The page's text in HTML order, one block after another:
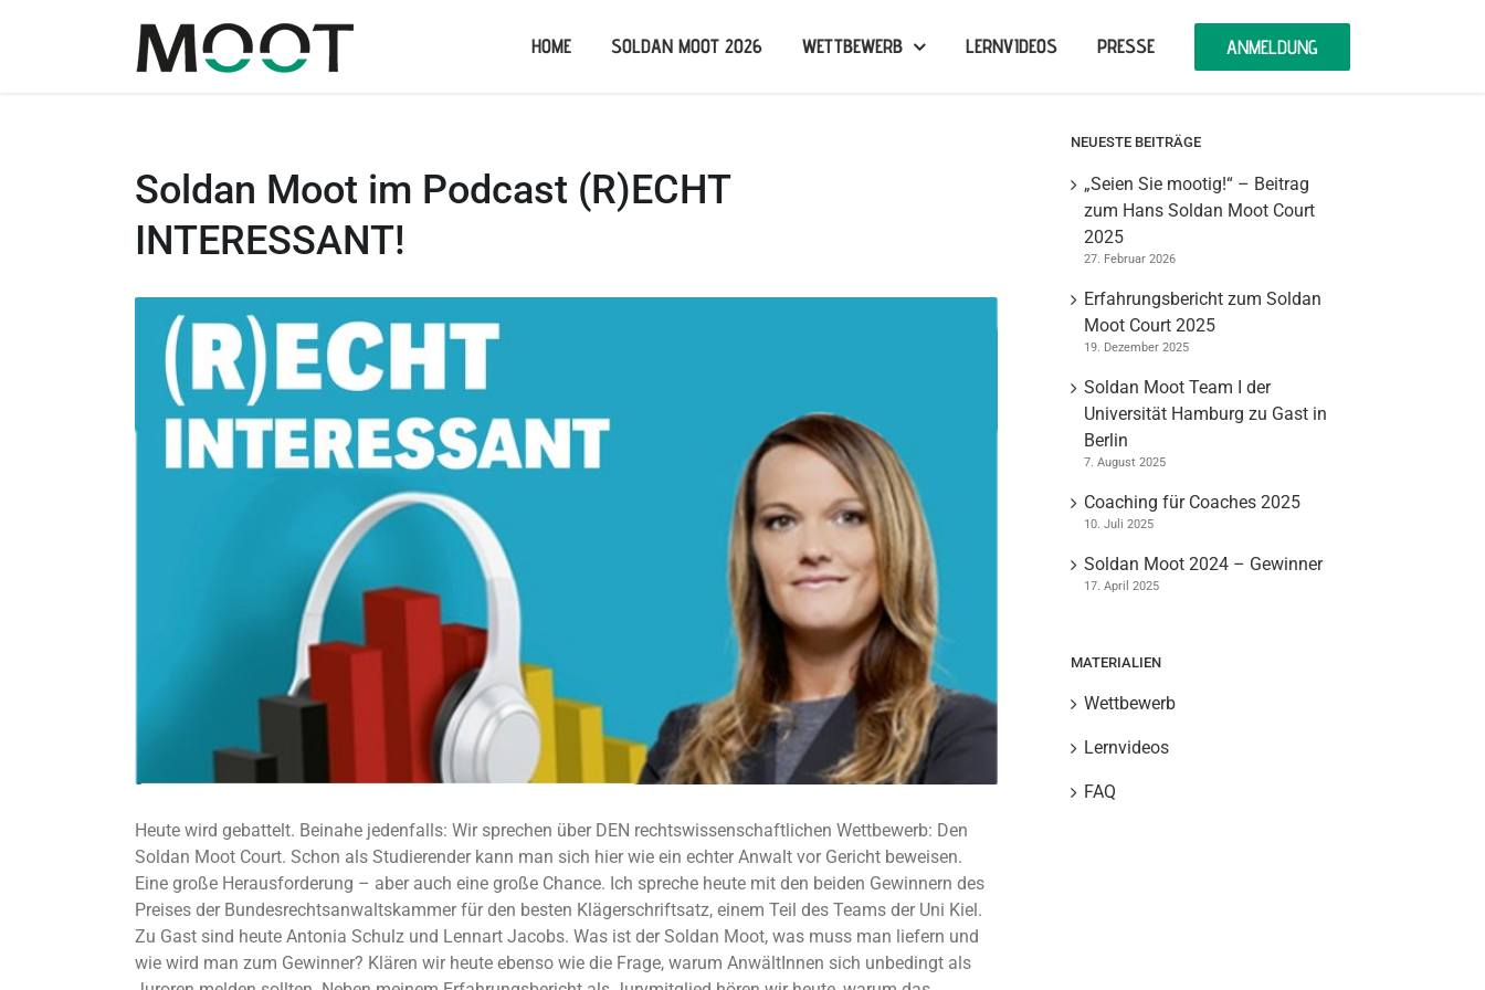
HOME SOLDAN MOOT 2026 WETTBEWERB LERNVIDEOS PRESSE ANMELDUNG
Soldan Moot im Podcast (R)ECHT
INTERESSANT!
grösseres
Heute wird gebattelt. Beinahe jedenfalls: Wir sprechen über DEN rechtswissenschaftlichen Wettbewerb: Den
Soldan Moot Court. Schon als Studierender kann man sich hier wie ein echter Anwalt vor Gericht beweisen.
Eine große Herausforderung – aber auch eine große Chance. Ich spreche heute mit den beiden Gewinnern des
Preises der Bundesrechtsanwaltskammer für den besten Klägerschriftsatz, einem Teil des Teams der Uni Kiel.
Zu Gast sind heute Antonia Schulz und Lennart Jacobs. Was ist der Soldan Moot, was muss man liefern und
wie wird man zum Gewinner? Klären wir heute ebenso wie die Frage, warum AnwältInnen sich unbedingt als
NEUESTE BEITRÄGE
„Seien Sie mootig!“ – Beitrag
zum Hans Soldan Moot Court
2025
27. Februar 2026
Erfahrungsbericht zum Soldan
Moot Court 2025
19. Dezember 2025
Soldan Moot Team I der
Universität Hamburg zu Gast in
Berlin
7. August 2025
Coaching für Coaches 2025
10. Juli 2025
Soldan Moot 2024 – Gewinner
17. April 2025
MATERIALIEN
Wettbewerb
Lernvideos
FAQ